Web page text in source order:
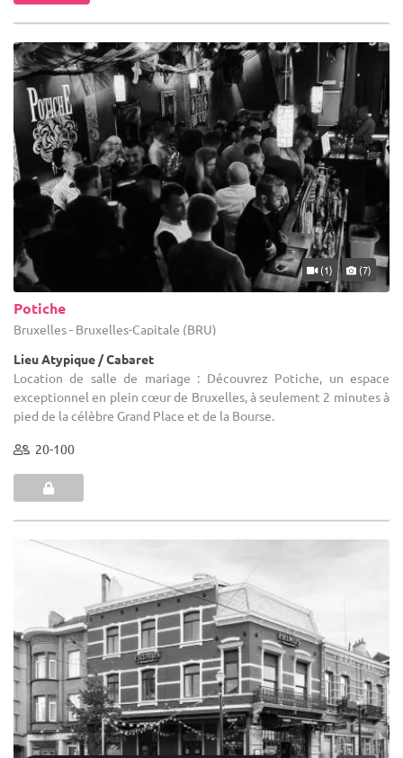
(1) (7)
Potiche
Bruxelles - Bruxelles-Capitale (BRU)
Lieu Atypique / Cabaret
Location de salle de mariage : Découvrez Potiche, un espace
exceptionnel en plein cœur de Bruxelles, à seulement 2 minutes à
pied de la célèbre Grand Place et de la Bourse.
20-100